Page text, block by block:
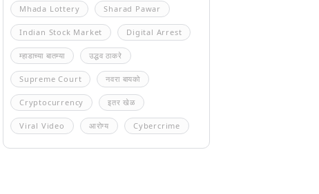
Mhada Lottery Sharad Pawar
Indian Stock Market Digital Arrest
म्हाडाच्या बातम्या उद्धव ठाकरे
Supreme Court नवरा बायको
Cryptocurrency इतर खेळ
Viral Video आरोग्य Cybercrime